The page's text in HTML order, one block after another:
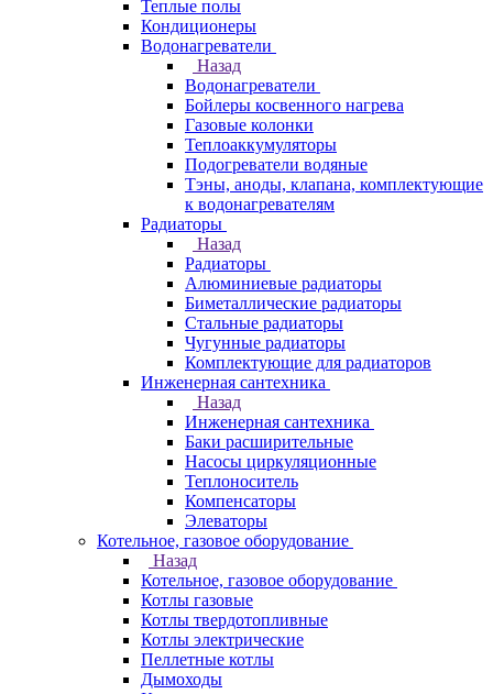
Теплые полы
Кондиционеры
Водонагреватели
Назад
Водонагреватели
Бойлеры косвенного нагрева
Газовые колонки
Теплоаккумуляторы
Подогреватели водяные
Тэны, аноды, клапана, комплектующие
к водонагревателям
Радиаторы
Назад
Радиаторы
Алюминиевые радиаторы
Биметаллические радиаторы
Стальные радиаторы
Чугунные радиаторы
Комплектующие для радиаторов
Инженерная сантехника
Назад
Инженерная сантехника
Баки расширительные
Насосы циркуляционные
Теплоноситель
Компенсаторы
Элеваторы
Котельное, газовое оборудование
Назад
Котельное, газовое оборудование
Котлы газовые
Котлы твердотопливные
Котлы электрические
Пеллетные котлы
Дымоходы